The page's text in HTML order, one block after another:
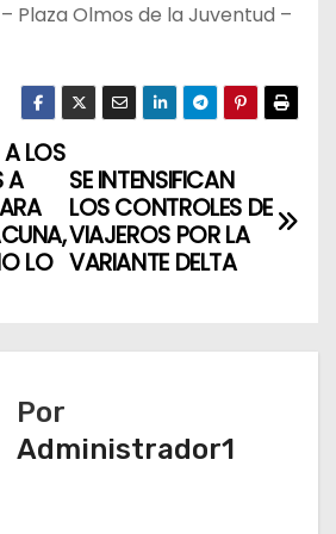
Plaza Olmos de la Juventud –
SE INTENSIFICAN
LOS CONTROLES DE
VIAJEROS POR LA
VARIANTE DELTA
LOS
A
LO
Por
Administrador1